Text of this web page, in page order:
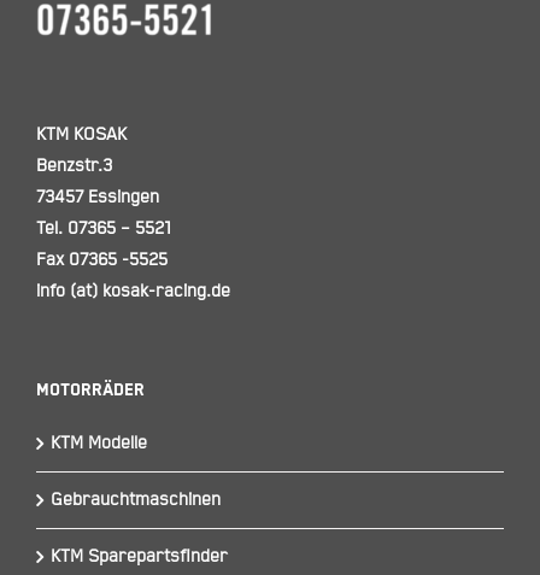
KTM KOSAK
Benzstr.3
73457 Essingen
Tel. 07365 – 5521
Fax 07365 -5525
info (at) kosak-racing.de
Motorräder
KTM Modelle
Gebrauchtmaschinen
KTM Sparepartsfinder